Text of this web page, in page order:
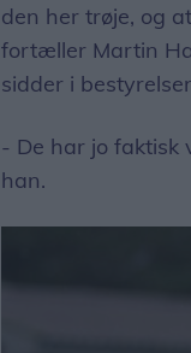
den her trøje, og
fortæller Martin
sidder i
- De har jo faktisk
han.